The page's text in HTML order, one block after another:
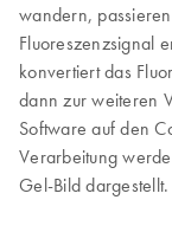
wandern,
Fluoreszenzsignal
konvertiert das
dann zur weiteren
Software auf den
Verarbeitung
Gel-Bild dargestellt.